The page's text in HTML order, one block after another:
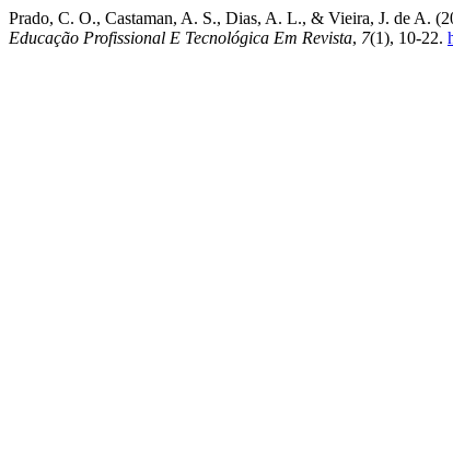
Prado, C. O., Castaman, A. S., Dias, A. L., & Vieira, J. de
Educação Profissional E Tecnológica Em Revista, 7(1), 10-22.